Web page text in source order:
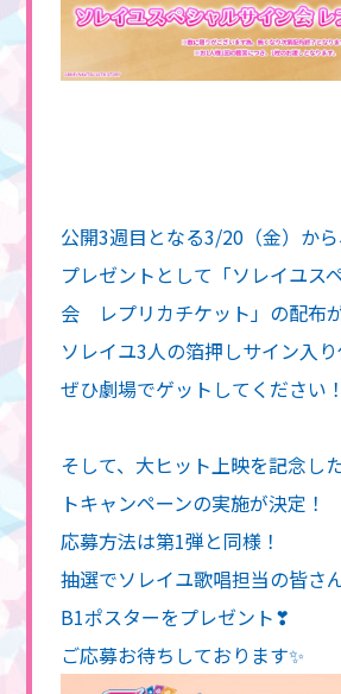
公開3週目となる3/20（金）か
プレゼントとして「ソレイユス
会 レプリカチケット」の配布
ソレイユ3人の箔押しサイン入
ぜひ劇場でゲットしてください！
そして、大ヒット上映を記念し
トキャンペーンの実施が決定！
応募方法は第1弾と同様！
抽選でソレイユ歌唱担当の皆さ
B1ポスターをプレゼント❣
ご応募お待ちしております✨